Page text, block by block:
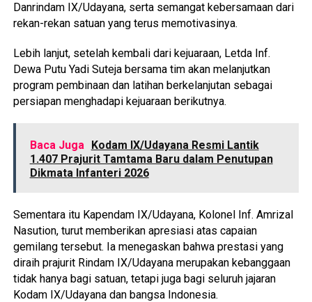
Danrindam IX/Udayana, serta semangat kebersamaan dari
rekan-rekan satuan yang terus memotivasinya.
Lebih lanjut, setelah kembali dari kejuaraan, Letda Inf.
Dewa Putu Yadi Suteja bersama tim akan melanjutkan
program pembinaan dan latihan berkelanjutan sebagai
persiapan menghadapi kejuaraan berikutnya.
Baca Juga Kodam IX/Udayana Resmi Lantik
1.407 Prajurit Tamtama Baru dalam Penutupan
Dikmata Infanteri 2026
Sementara itu Kapendam IX/Udayana, Kolonel Inf. Amrizal
Nasution, turut memberikan apresiasi atas capaian
gemilang tersebut. Ia menegaskan bahwa prestasi yang
diraih prajurit Rindam IX/Udayana merupakan kebanggaan
tidak hanya bagi satuan, tetapi juga bagi seluruh jajaran
Kodam IX/Udayana dan bangsa Indonesia.